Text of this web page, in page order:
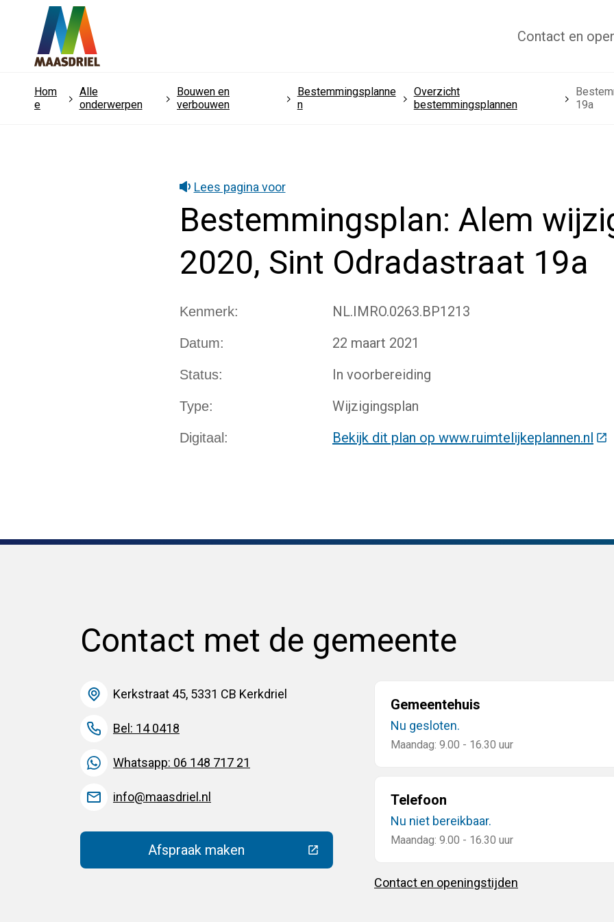
Contact en
Hom
e
Alle
onderwerpen
Bouwen en
verbouwen
Bestemmingsplanne
n
Overzicht
bestemmingsplannen
19a
Lees pagina voor
Bestemmingsplan: Alem
2020, Sint Odradastraat 19a
Kenmerk NL.IMRO.0263.BP1213
Datum 22 maart 2021
Status In voorbereiding
Type Wijzigingsplan
Digitaal Bekijk dit plan op www.ruimtelijkeplannen.nl
Contact met de gemeente
Kerkstraat 45, 5331 CB Kerkdriel
Bel: 14 0418
Whatsapp: 06 148 717 21
info@maasdriel.nl
Afspraak maken(Deze link gaat naar een externe website)
Gemeentehuis
Nu gesloten.
Maandag: 9.00 - 16.30 uur
Telefoon
Nu niet bereikbaar.
Maandag: 9.00 - 16.30 uur
Contact en openingstijden